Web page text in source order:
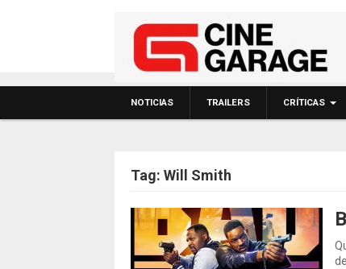
NOTICIAS TRAILERS CRÍTICAS
Tag: Will Smith
POSTS